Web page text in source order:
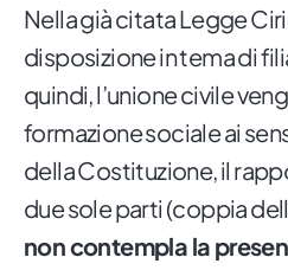
Nella già citata Legge
disposizione in tema di
quindi, l’unione civile
formazione sociale ai
della Costituzione, il
due sole parti (coppia
non contempla la